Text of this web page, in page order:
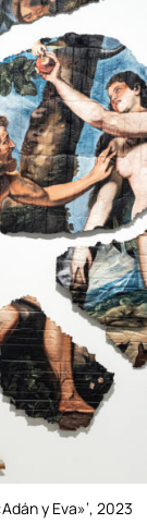
y Eva»‘, 2023